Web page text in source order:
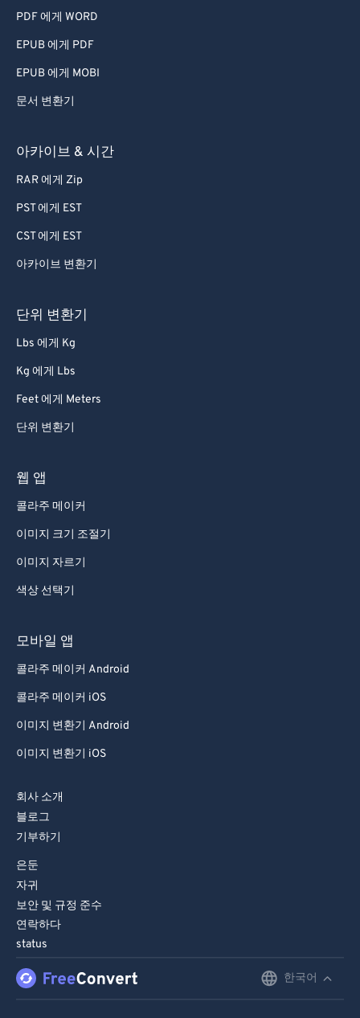
PDF 에게 WORD
EPUB 에게 PDF
EPUB 에게 MOBI
문서 변환기
아카이브 & 시간
RAR 에게 Zip
PST 에게 EST
CST 에게 EST
아카이브 변환기
단위 변환기
Lbs 에게 Kg
Kg 에게 Lbs
Feet 에게 Meters
단위 변환기
웹 앱
콜라주 메이커
이미지 크기 조절기
이미지 자르기
색상 선택기
모바일 앱
콜라주 메이커 Android
콜라주 메이커 iOS
이미지 변환기 Android
이미지 변환기 iOS
회사 소개
블로그
기부하기
은둔
자귀
보안 및 규정 준수
연락하다
status
한국어